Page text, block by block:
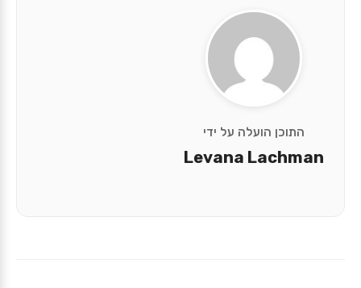
התוכן הועלה על ידי
Levana Lachman